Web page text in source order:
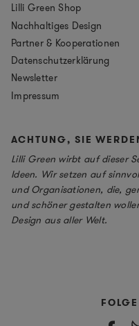
Lilli Green Shop
Nachhaltiges Design
Partner & Kooperationen
Datenschutzerklärung
Newsletter
Impressum
ACHTUNG, SIE
Lilli Green wirbt auf dieser
Ideen. Wir setzen auf
und Organisationen, die,
und schöner gestalten
Design aus aller Welt.